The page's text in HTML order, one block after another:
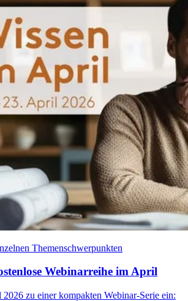
Themenschwerpunkten
Webinarreihe im April
zu einer kompakten Webinar-Serie ein: